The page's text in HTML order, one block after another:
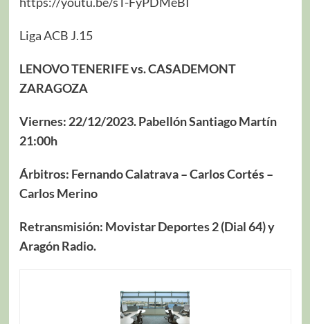
Liga ACB J.15
LENOVO TENERIFE vs. CASADEMONT
ZARAGOZA
Viernes: 22/12/2023. Pabellón Santiago Martín
21:00h
Árbitros: Fernando Calatrava – Carlos Cortés –
Carlos Merino
Retransmisión: Movistar Deportes 2 (Dial 64) y
Aragón Radio.